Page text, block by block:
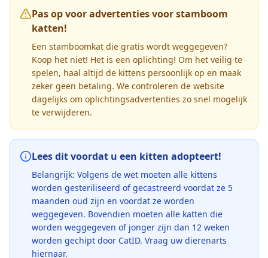
Pas op voor advertenties voor stamboom
katten!
Een stamboomkat die gratis wordt weggegeven?
Koop het niet! Het is een oplichting! Om het veilig te
spelen, haal altijd de kittens persoonlijk op en maak
zeker geen betaling. We controleren de website
dagelijks om oplichtingsadvertenties zo snel mogelijk
te verwijderen.
Lees dit voordat u een kitten adopteert!
Belangrijk: Volgens de wet moeten alle kittens
worden gesteriliseerd of gecastreerd voordat ze 5
maanden oud zijn en voordat ze worden
weggegeven. Bovendien moeten alle katten die
worden weggegeven of jonger zijn dan 12 weken
worden gechipt door CatID. Vraag uw dierenarts
hiernaar.